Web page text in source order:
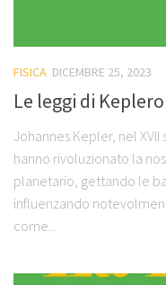
FISICA DICEMBRE 25, 2023
Le leggi di Keplero
Johannes Kepler, nel
hanno rivoluzionato la
planetario, gettando le
influenzando
come...